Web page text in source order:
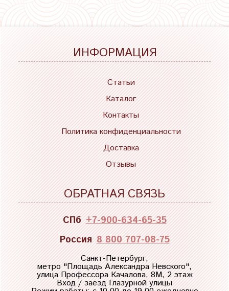
ИНФОРМАЦИЯ
Статьи
Каталог
Контакты
Политика конфиденциальности
Доставка
Отзывы
ОБРАТНАЯ СВЯЗЬ
СПб +7-900-634-65-35
Россия 8 800 707-08-75
Санкт-Петербург,
метро "Площадь Александра Невского",
улица Профессора Качалова, 8М, 2 этаж
Вход / заезд Глазурной улицы